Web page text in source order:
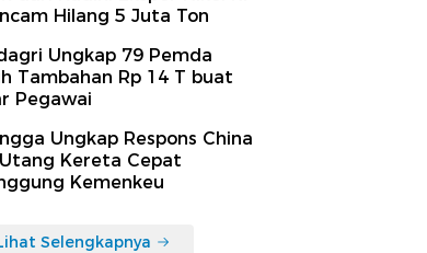
Hilang 5 Juta Ton
Ungkap 79 Pemda
Tambahan Rp 14 T buat
Pegawai
Ungkap Respons China
Kereta Cepat
Kemenkeu
Selengkapnya